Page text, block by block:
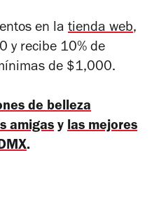
en la tienda web,
y recibe 10% de
de $1,000.
de belleza
amigas y las mejores
.